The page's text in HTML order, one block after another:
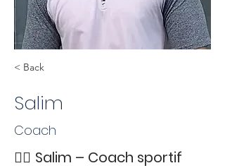
< Back
Salim
Coach
🏋️‍♂️ Salim – Coach sportif